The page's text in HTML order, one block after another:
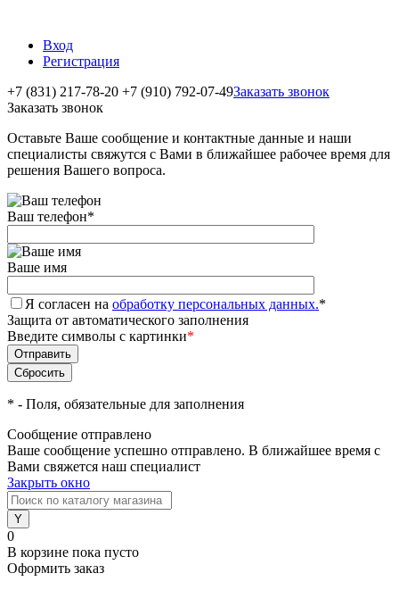
Вход
Регистрация
+7 (831) 217-78-20 +7 (910) 792-07-49Заказать звонок
Заказать звонок
Оставьте Ваше сообщение и контактные данные и наши
специалисты свяжутся с Вами в ближайшее рабочее время для
решения Вашего вопроса.
Ваш телефон*
Ваше имя
Я согласен на обработку персональных данных.*
Защита от автоматического заполнения
Введите символы с картинки*
* - Поля, обязательные для заполнения
Сообщение отправлено
Ваше сообщение успешно отправлено. В ближайшее время с
Вами свяжется наш специалист
Закрыть окно
0
В корзине пока пусто
Оформить заказ